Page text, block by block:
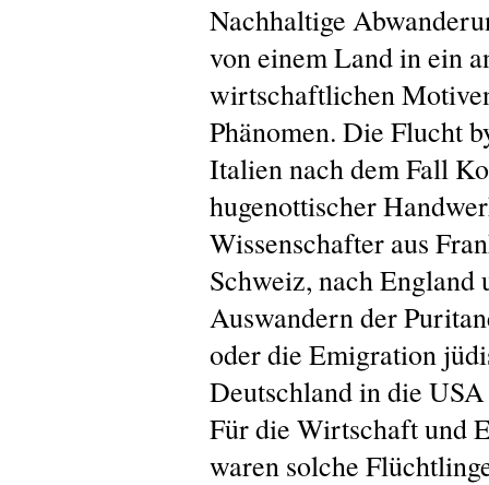
Nachhaltige
von einem Land in ein
wirtschaftlichen
Phänomen. Die Flucht
Italien nach dem Fall
hugenottischer
Wissenschafter aus
Schweiz, nach England
Auswandern der
oder die Emigration
Deutschland in die
Für die Wirtschaft und
waren solche